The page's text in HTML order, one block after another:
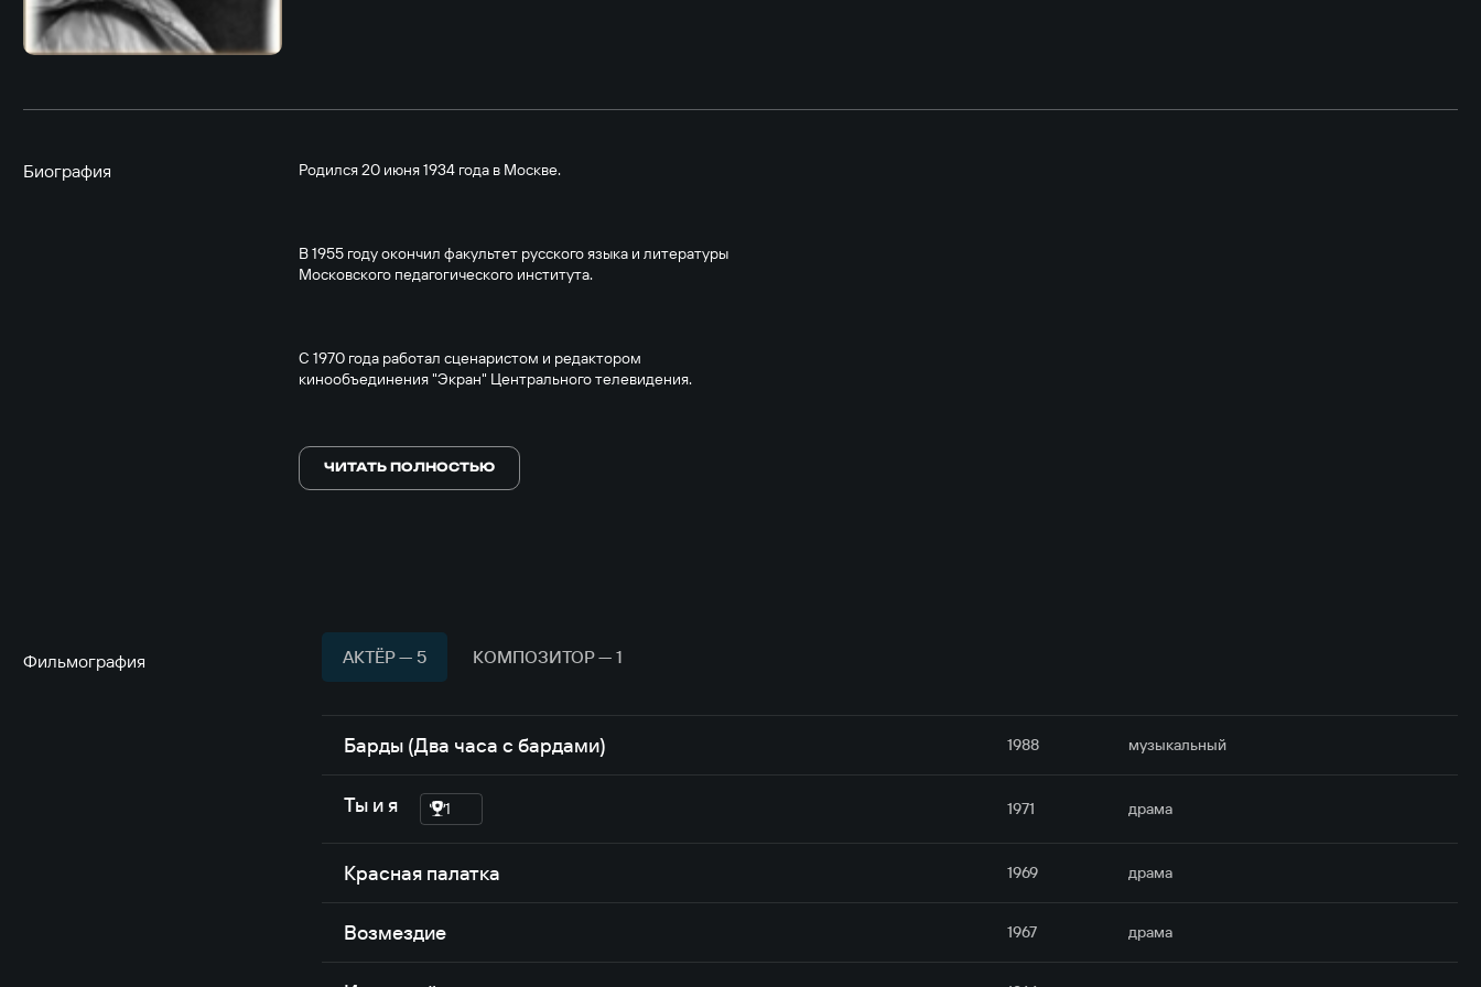
Биография Родился 20 июня 1934 года в Москве.
В 1955 году окончил факультет русского языка и литературы
Московского педагогического института.
С 1970 года работал сценаристом и редактором
кинообъединения "Экран" Центрального телевидения.
Умер 17 сентября 1984 года.
ЧИТАТЬ ПОЛНОСТЬЮ
Фильмография АКТЁР — 5 КОМПОЗИТОР — 1
Барды (Два часа с бардами) 1988 музыкальный
Ты и я 1 1971 драма
Красная палатка 1969 драма
Возмездие 1967 драма